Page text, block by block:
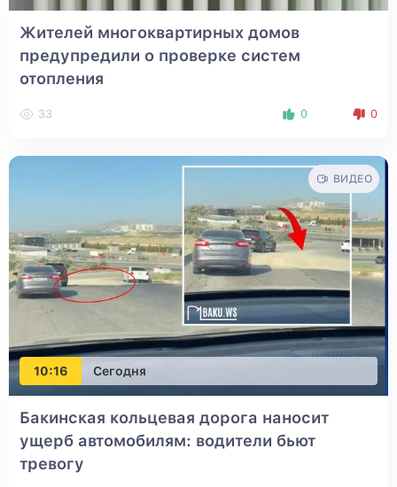
Жителей многоквартирных домов
предупредили о проверке систем
отопления
33 0 0
10:16 Сегодня
ВИДЕО
Бакинская кольцевая дорога наносит
ущерб автомобилям: водители бьют
тревогу